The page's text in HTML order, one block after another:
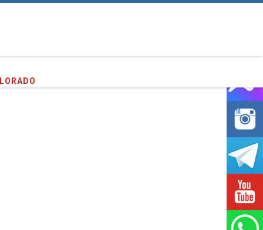
que hemos servido!